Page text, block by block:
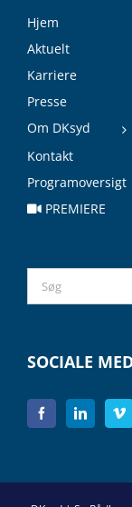
Hjem
Aktuelt
Karriere
Presse
Om DKsyd
Kontakt
Programoversigt
PREMIERE
Search
for:
SOCIALE